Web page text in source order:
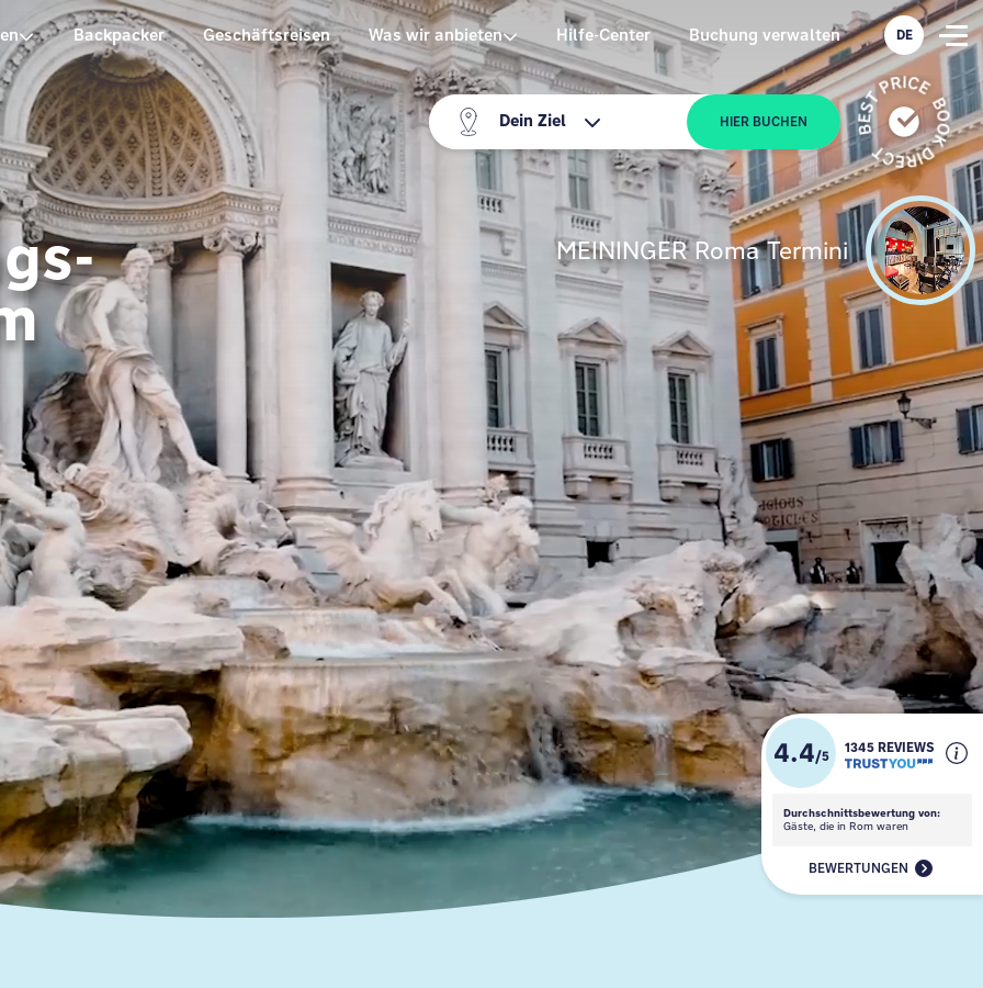
Backpacker Geschäftsreisen Was wir anbieten Hilfe-Center Buchung verwalten
Dein Ziel HIER BUCHEN
DE
MEININGER Roma Termini
4.4/5
1345 REVIEWS
Durchschnittsbewertung von:
Gäste, die in Rom waren
BEWERTUNGEN